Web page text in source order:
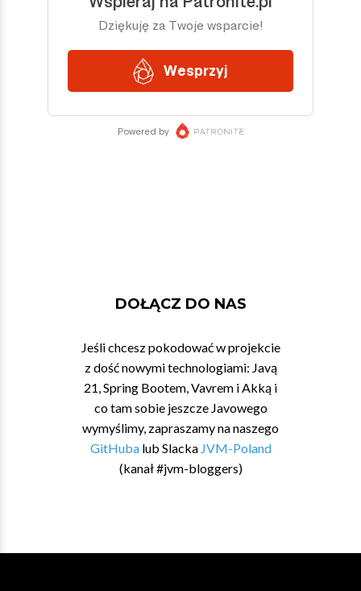
DOŁĄCZ DO NAS
Jeśli chcesz pokodować w projekcie
z dość nowymi technologiami: Javą
21, Spring Bootem, Vavrem i Akką i
co tam sobie jeszcze Javowego
wymyślimy, zapraszamy na naszego
GitHubalub Slacka JVM-Poland
(kanał #jvm-bloggers)